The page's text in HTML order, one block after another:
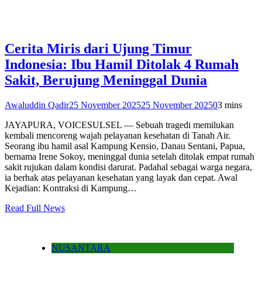
Cerita Miris dari Ujung Timur
Indonesia: Ibu Hamil Ditolak 4 Rumah
Sakit, Berujung Meninggal Dunia
Awaluddin Qadir25 November 202525 November 202503 mins
JAYAPURA, VOICESULSEL — Sebuah tragedi memilukan
kembali mencoreng wajah pelayanan kesehatan di Tanah Air.
Seorang ibu hamil asal Kampung Kensio, Danau Sentani, Papua,
bernama Irene Sokoy, meninggal dunia setelah ditolak empat rumah
sakit rujukan dalam kondisi darurat. Padahal sebagai warga negara,
ia berhak atas pelayanan kesehatan yang layak dan cepat. Awal
Kejadian: Kontraksi di Kampung…
Read Full News
NUSANTARA